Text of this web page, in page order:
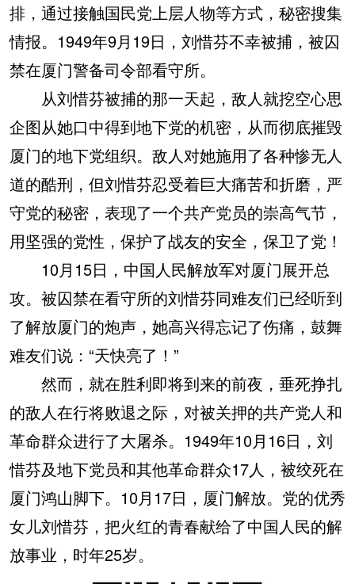
排，通过接触国民党上层人物等方式，秘密搜集
情报。1949年9月19日，刘惜芬不幸被捕，被囚
禁在厦门警备司令部看守所。
从刘惜芬被捕的那一天起，敌人就挖空心思
企图从她口中得到地下党的机密，从而彻底摧毁
厦门的地下党组织。敌人对她施用了各种惨无人
道的酷刑，但刘惜芬忍受着巨大痛苦和折磨，严
守党的秘密，表现了一个共产党员的崇高气节，
用坚强的党性，保护了战友的安全，保卫了党！
10月15日，中国人民解放军对厦门展开总
攻。被囚禁在看守所的刘惜芬同难友们已经听到
了解放厦门的炮声，她高兴得忘记了伤痛，鼓舞
难友们说：“天快亮了！”
然而，就在胜利即将到来的前夜，垂死挣扎
的敌人在行将败退之际，对被关押的共产党人和
革命群众进行了大屠杀。1949年10月16日，刘
惜芬及地下党员和其他革命群众17人，被绞死在
厦门鸿山脚下。10月17日，厦门解放。党的优秀
女儿刘惜芬，把火红的青春献给了中国人民的解
放事业，时年25岁。